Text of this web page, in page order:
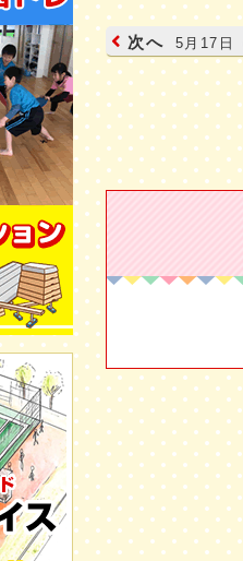
次へ 5月17日